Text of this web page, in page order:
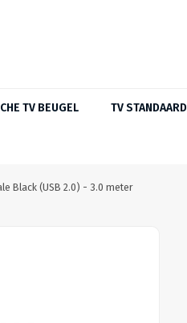
TV BEUGEL TV STANDAARD
Black (USB 2.0) - 3.0 meter